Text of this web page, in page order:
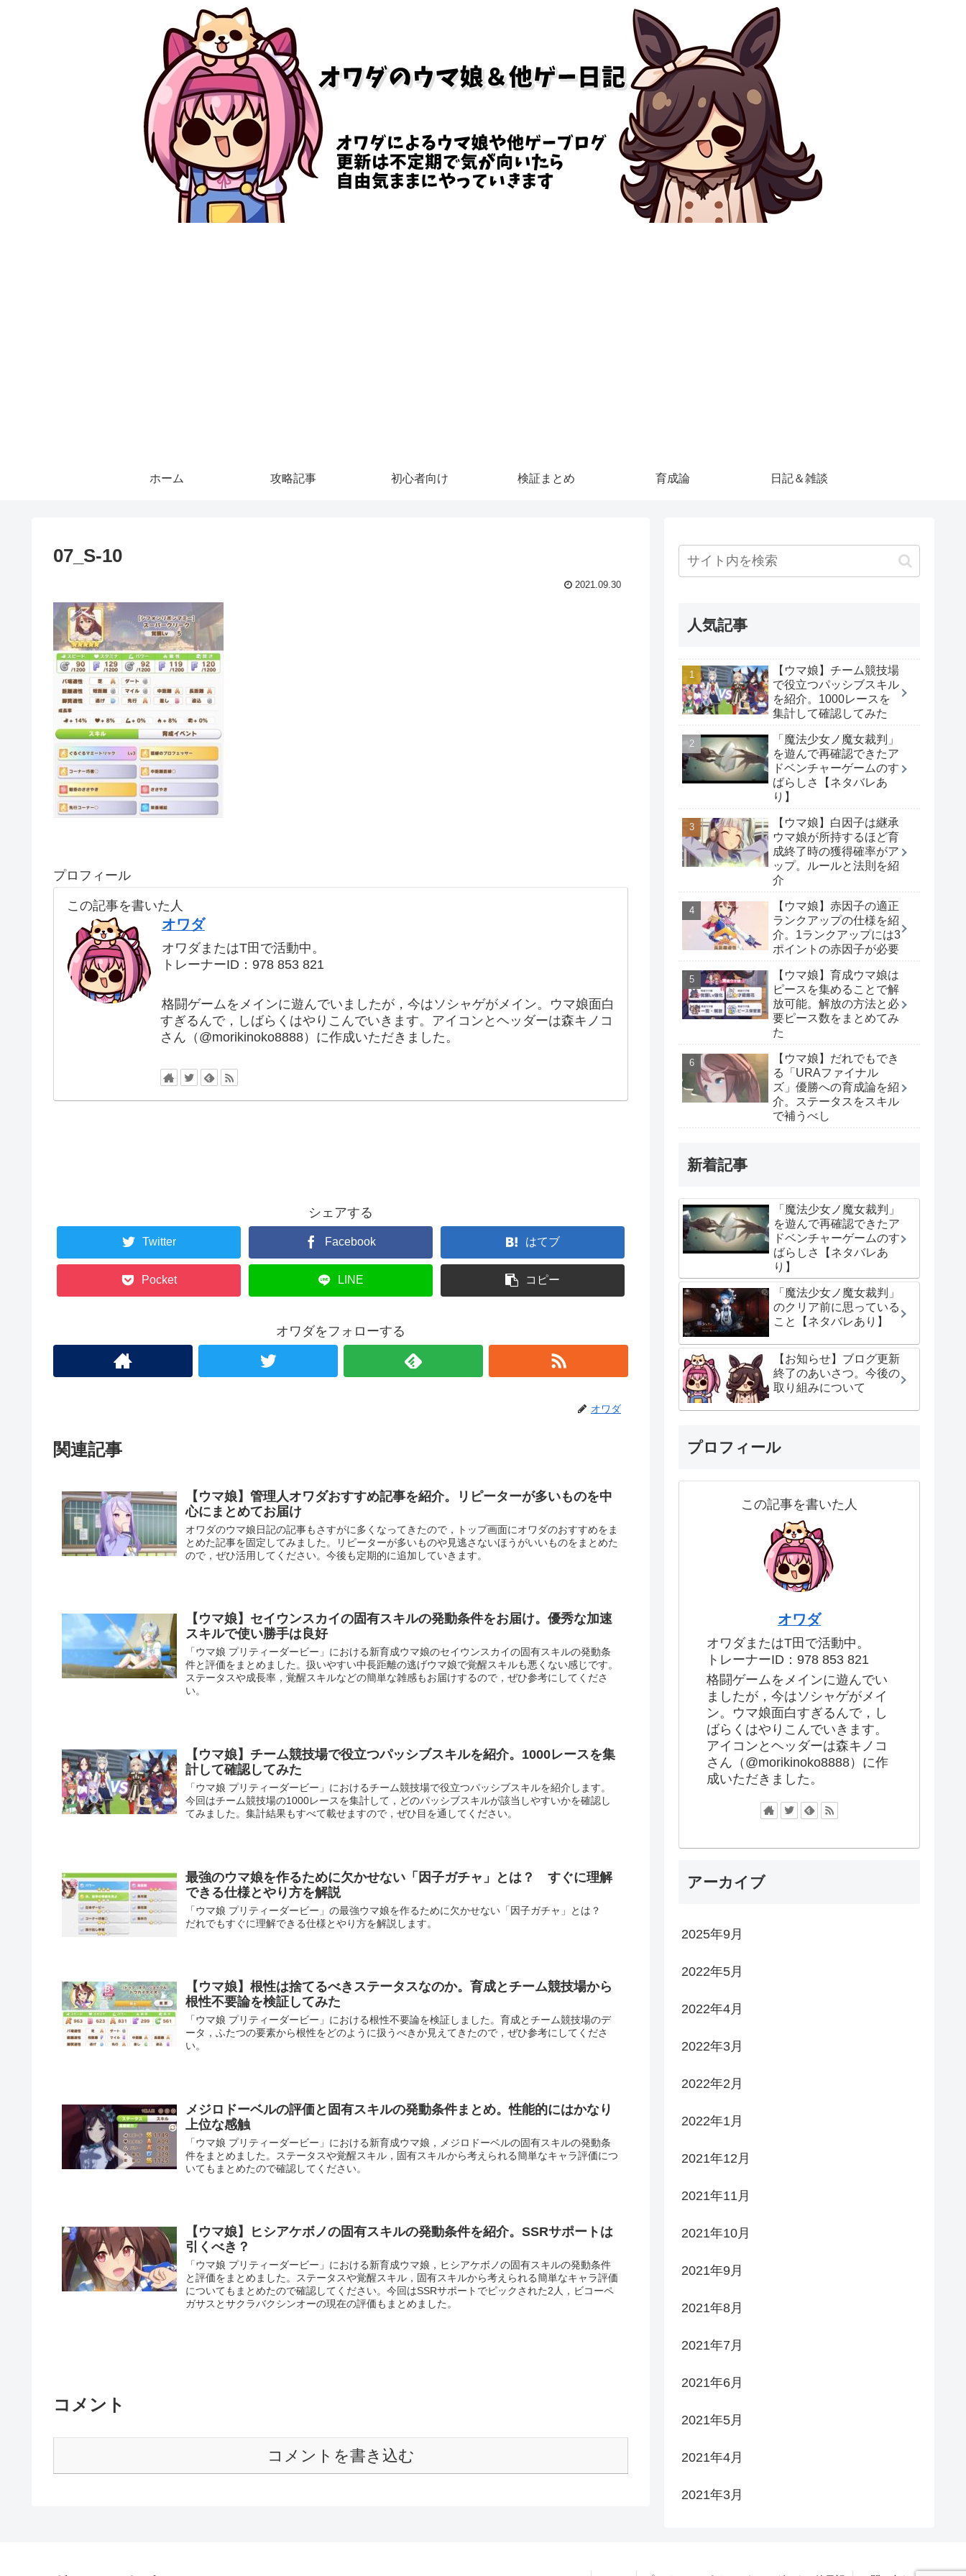
ホーム 攻略記事 初心者向け 検証まとめ 育成論 日記＆雑談
07_S-10
2021.09.30
プロフィール
この記事を書いた人
オワダ
オワダまたはT田で活動中。
トレーナーID：978 853 821
格闘ゲームをメインに遊んでいましたが，今はソシャゲがメイン。ウマ娘面白
すぎるんで，しばらくはやりこんでいきます。アイコンとヘッダーは森キノコ
さん（@morikinoko8888）に作成いただきました。
シェアする
Twitter Facebook はてブ
Pocket LINE コピー
オワダをフォローする
オワダ
関連記事
【ウマ娘】管理人オワダおすすめ記事を紹介。リピーターが多いものを中
心にまとめてお届け
オワダのウマ娘日記の記事もさすがに多くなってきたので，トップ画面にオワダのおすすめをま
とめた記事を固定してみました。リピーターが多いものや見逃さないほうがいいものをまとめた
ので，ぜひ活用してください。今後も定期的に追加していきます。
【ウマ娘】セイウンスカイの固有スキルの発動条件をお届け。優秀な加速
スキルで使い勝手は良好
「ウマ娘 プリティーダービー」における新育成ウマ娘のセイウンスカイの固有スキルの発動条
件と評価をまとめました。扱いやすい中長距離の逃げウマ娘で覚醒スキルも悪くない感じです。
ステータスや成長率，覚醒スキルなどの簡単な雑感もお届けするので，ぜひ参考にしてくださ
い。
【ウマ娘】チーム競技場で役立つパッシブスキルを紹介。1000レースを集
計して確認してみた
「ウマ娘 プリティーダービー」におけるチーム競技場で役立つパッシブスキルを紹介します。
今回はチーム競技場の1000レースを集計して，どのパッシブスキルが該当しやすいかを確認し
てみました。集計結果もすべて載せますので，ぜひ目を通してください。
最強のウマ娘を作るために欠かせない「因子ガチャ」とは？ すぐに理解
できる仕様とやり方を解説
「ウマ娘 プリティーダービー」の最強ウマ娘を作るために欠かせない「因子ガチャ」とは？
だれでもすぐに理解できる仕様とやり方を解説します。
【ウマ娘】根性は捨てるべきステータスなのか。育成とチーム競技場から
根性不要論を検証してみた
「ウマ娘 プリティーダービー」における根性不要論を検証しました。育成とチーム競技場のデ
ータ，ふたつの要素から根性をどのように扱うべきか見えてきたので，ぜひ参考にしてくださ
い。
メジロドーベルの評価と固有スキルの発動条件まとめ。性能的にはかなり
上位な感触
「ウマ娘 プリティーダービー」における新育成ウマ娘，メジロドーベルの固有スキルの発動条
件をまとめました。ステータスや覚醒スキル，固有スキルから考えられる簡単なキャラ評価につ
いてもまとめたので確認してください。
【ウマ娘】ヒシアケボノの固有スキルの発動条件を紹介。SSRサポートは
引くべき？
「ウマ娘 プリティーダービー」における新育成ウマ娘，ヒシアケボノの固有スキルの発動条件
と評価をまとめました。ステータスや覚醒スキル，固有スキルから考えられる簡単なキャラ評価
についてもまとめたので確認してください。今回はSSRサポートでピックされた2人，ビコーペ
ガサスとサクラバクシンオーの現在の評価もまとめました。
コメント
コメントを書き込む
人気記事
【ウマ娘】チーム競技場
で役立つパッシブスキル
を紹介。1000レースを
集計して確認してみた
「魔法少女ノ魔女裁判」
を遊んで再確認できたア
ドベンチャーゲームのす
ばらしさ【ネタバレあ
り】
【ウマ娘】白因子は継承
ウマ娘が所持するほど育
成終了時の獲得確率がア
ップ。ルールと法則を紹
介
【ウマ娘】赤因子の適正
ランクアップの仕様を紹
介。1ランクアップには3
ポイントの赤因子が必要
【ウマ娘】育成ウマ娘は
ピースを集めることで解
放可能。解放の方法と必
要ピース数をまとめてみ
た
【ウマ娘】だれでもでき
る「URAファイナル
ズ」優勝への育成論を紹
介。ステータスをスキル
で補うべし
新着記事
「魔法少女ノ魔女裁判」
を遊んで再確認できたア
ドベンチャーゲームのす
ばらしさ【ネタバレあ
り】
「魔法少女ノ魔女裁判」
のクリア前に思っている
こと【ネタバレあり】
【お知らせ】ブログ更新
終了のあいさつ。今後の
取り組みについて
プロフィール
この記事を書いた人
オワダ
オワダまたはT田で活動中。
トレーナーID：978 853 821
格闘ゲームをメインに遊んでい
ましたが，今はソシャゲがメイ
ン。ウマ娘面白すぎるんで，し
ばらくはやりこんでいきます。
アイコンとヘッダーは森キノコ
さん（@morikinoko8888）に作
成いただきました。
アーカイブ
2025年9月
2022年5月
2022年4月
2022年3月
2022年2月
2022年1月
2021年12月
2021年11月
2021年10月
2021年9月
2021年8月
2021年7月
2021年6月
2021年5月
2021年4月
2021年3月